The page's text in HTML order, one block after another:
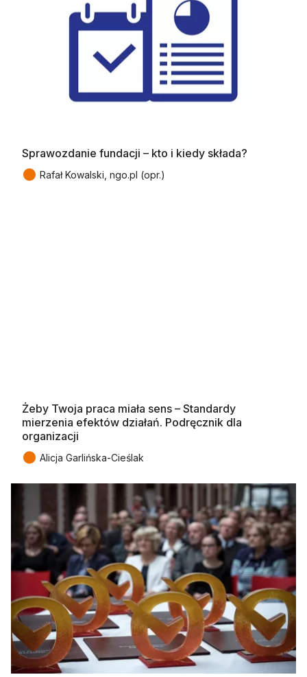
Sprawozdanie fundacji – kto i kiedy składa?
● Rafał Kowalski, ngo.pl (opr.)
Żeby Twoja praca miała sens – Standardy
mierzenia efektów działań. Podręcznik dla
organizacji
● Alicja Garlińska-Cieślak